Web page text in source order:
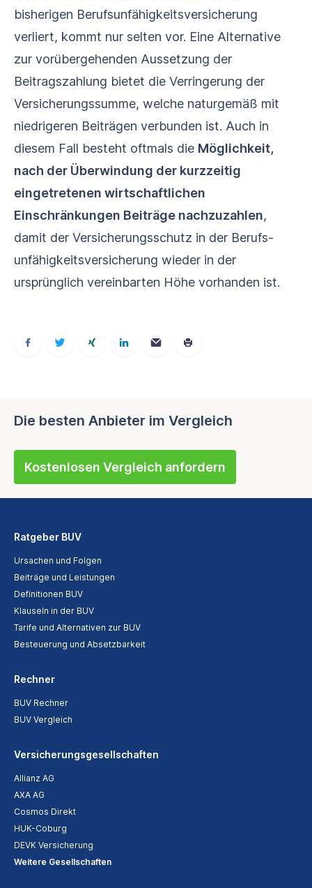
bisherigen Berufs­unfähigkeits­versicherung
verliert, kommt nur selten vor. Eine Alternative
zur vorübergehenden Aussetzung der
Beitragszahlung bietet die Verringerung der
Versicherungssumme, welche naturgemäß mit
niedrigeren Beiträgen verbunden ist. Auch in
diesem Fall besteht oftmals die Möglichkeit,
nach der Überwindung der kurzzeitig
eingetretenen wirtschaftlichen
Einschränkungen Beiträge nachzuzahlen,
damit der Versicherungsschutz in der Berufs­
unfähigkeits­versicherung wieder in der
ursprünglich vereinbarten Höhe vorhanden ist.
Die besten Anbieter im Vergleich
Kostenlosen Vergleich anfordern
Ratgeber BUV
Ursachen und Folgen
Beiträge und Leistungen
Definitionen BUV
Klauseln in der BUV
Tarife und Alternativen zur BUV
Besteuerung und Absetzbarkeit
Rechner
BUV Rechner
BUV Vergleich
Versicherungsgesellschaften
Allianz AG
AXA AG
Cosmos Direkt
HUK-Coburg
DEVK Versicherung
Weitere Gesellschaften